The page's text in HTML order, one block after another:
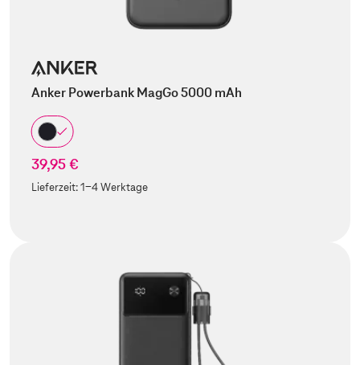
Anker Powerbank MagGo 5000 mAh
39,95 €
Lieferzeit:1-4 Werktage